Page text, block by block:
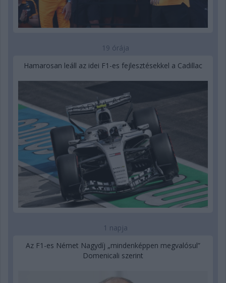
19 órája
Hamarosan leáll az idei F1-es fejlesztésekkel a Cadillac
1 napja
Az F1-es Német Nagydíj „mindenképpen megvalósul”
Domenicali szerint